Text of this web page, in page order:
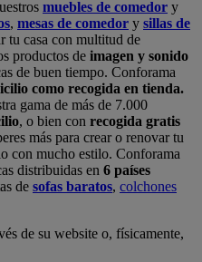
muebles de comedor y
, mesas de comedor y sillas de
tu casa con multitud de
productos de imagen y sonido
de buen tiempo. Conforama
como recogida en tienda.
gama de más de 7.000
, o bien con recogida gratis
más para crear o renovar tu
con mucho estilo. Conforama
distribuidas en 6 países
de sofas baratos, colchones
de su website o, físicamente,